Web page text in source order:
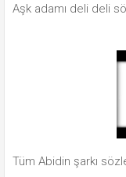
Aşk adamı deli deli
Tüm Abidin şarkı